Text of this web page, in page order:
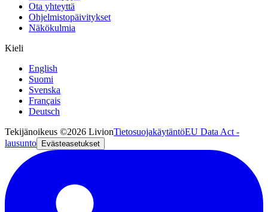
Ota yhteyttä
Ohjelmistopäivitykset
Näkökulmia
Kieli
English
Suomi
Svenska
Français
Deutsch
Tekijänoikeus ©2026 LivionTietosuojakäytäntöEU Data Act -
lausunto
Evästeasetukset